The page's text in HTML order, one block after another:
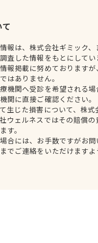
報は、株式会社ギミック
査した情報をもとにしてい
報掲載に努めております
はありません。
機関へ受診を希望される
関に直接ご確認ください。
生じた損害について、株式
ウェルネスではその賠償
す。
合には、お手数ですがお問
でご連絡をいただけます